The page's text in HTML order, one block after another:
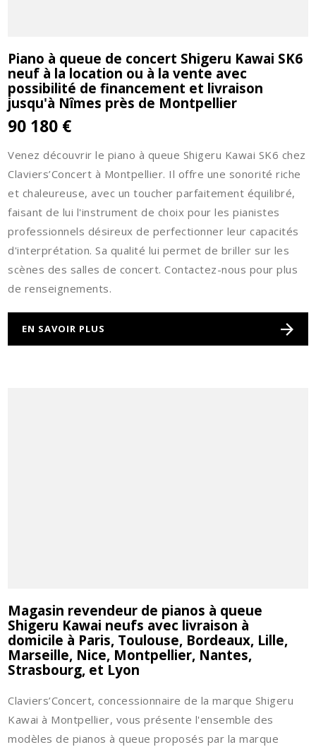
Piano à queue de concert Shigeru Kawai SK6
neuf à la location ou à la vente avec
possibilité de financement et livraison
jusqu'à Nîmes près de Montpellier
90 180 €
Venez découvrir le piano à queue Shigeru Kawai SK6 chez
Claviers’Concert à Montpellier. Il offre une sonorité riche
et chaleureuse, avec un toucher parfaitement équilibré,
faisant de lui l'instrument de choix pour les pianistes
professionnels désireux de perfectionner leur capacités
d'interprétation. Sa qualité lui permet de briller sur les
scènes des salles de concert. Contactez-nous pour plus
de renseignements.
EN SAVOIR PLUS
Magasin revendeur de pianos à queue
Shigeru Kawai neufs avec livraison à
domicile à Paris, Toulouse, Bordeaux, Lille,
Marseille, Nice, Montpellier, Nantes,
Strasbourg, et Lyon
Claviers’Concert, concessionnaire de la marque Shigeru
Kawai à Montpellier, vous présente l'ensemble des
modèles de pianos à queue proposés par la marque